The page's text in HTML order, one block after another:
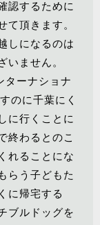
認するために
て頂きます。
しになるのは
いません。
ターナショナ
のに千葉にく
に行くことに
終わるとのこ
れることにな
らう子どもた
に帰宅する
ブルドッグを